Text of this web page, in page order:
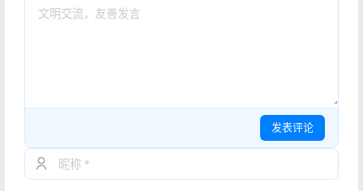
发表评论